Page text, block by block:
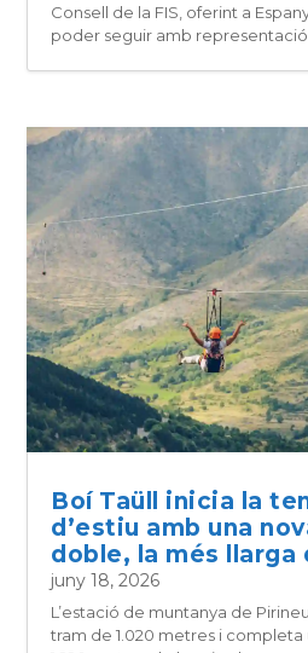
Consell de la FIS, oferint a
poder seguir amb representació
Boí Taüll inicia la
d’estiu amb una
doble, la més llarga
juny 18, 2026
L’estació de muntanya de
tram de 1.020 metres i completa